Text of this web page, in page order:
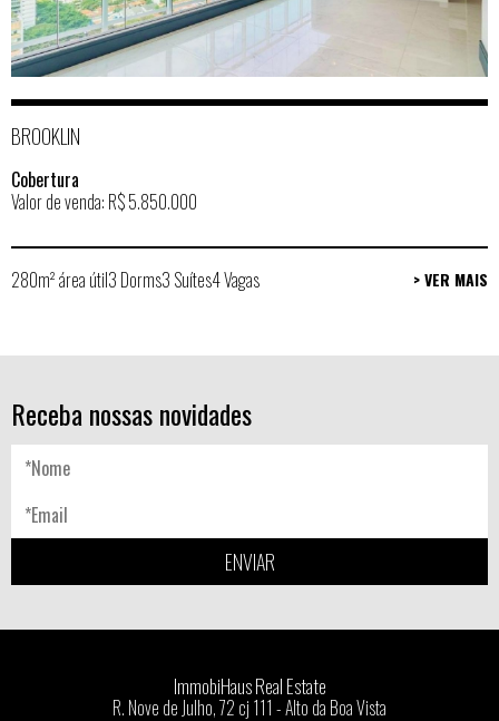
BROOKLIN
Cobertura
Valor de venda: R$ 5.850.000
280m² área útil3 Dorms3 Suítes4 Vagas > VER MAIS
Receba nossas novidades
ENVIAR
ImmobiHaus Real Estate
R. Nove de Julho, 72 cj 111 - Alto da Boa Vista